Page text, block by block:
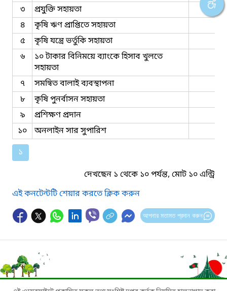
৩
প্রযুক্তি সহায়তা
৪
কৃষি ঋণ প্রাপ্তিতে সহায়তা
৫
কৃষি যন্ত্রে ভর্তুকি সহায়তা
৬
১০ টাকার বিনিময়ে ব্যাংকে হিসাব খুলতে
সহায়তা
৭
সমন্বিত বালাই ব্যবস্থাপনা
৮
কৃষি পুনর্বাসন সহায়তা
৯
প্রশিক্ষণ প্রদান
১০
অনলাইন সার সুপারিশ
১
দেখছেন ১ থেকে ১০ পর্যন্ত, মোট ১০ এন্ট্রি
এই কনটেন্টটি শেয়ার করতে ক্লিক করুন
আপনার মতামত প্রদান করুন